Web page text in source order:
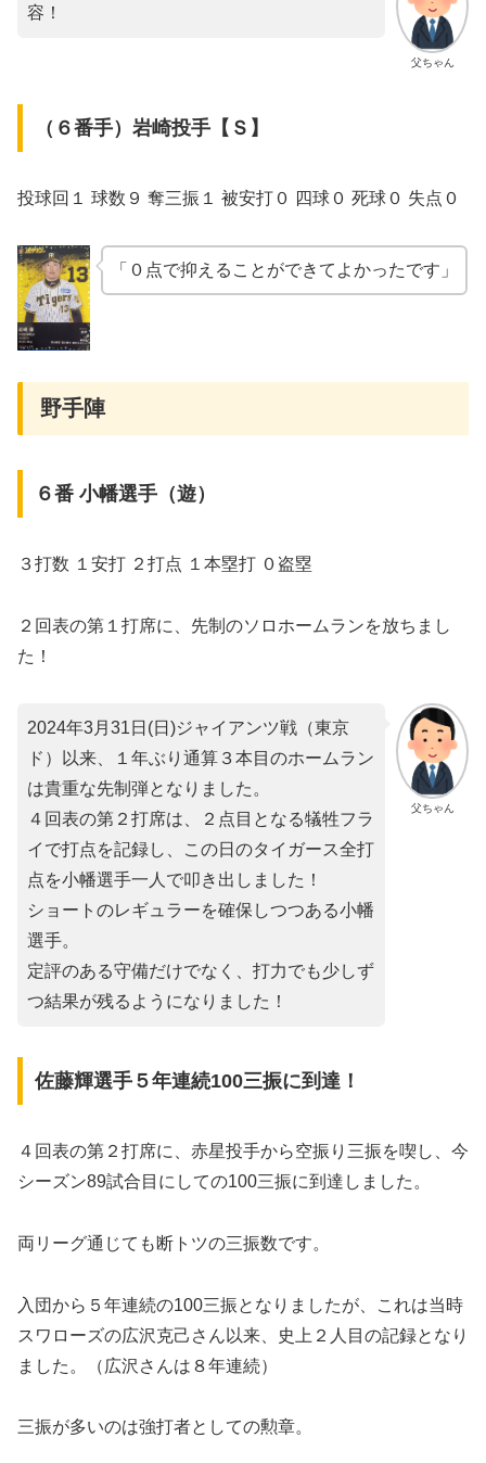
父ちゃん
容！
（６番手）岩崎投手【Ｓ】
投球回１ 球数９ 奪三振１ 被安打０ 四球０ 死球０ 失点０
「０点で抑えることができてよかったです」
野手陣
６番 小幡選手（遊）
３打数 １安打 ２打点 １本塁打 ０盗塁
２回表の第１打席に、先制のソロホームランを放ちまし
た！
父ちゃん
2024年3月31日(日)ジャイアンツ戦（東京
ド）以来、１年ぶり通算３本目のホームラン
は貴重な先制弾となりました。
４回表の第２打席は、２点目となる犠牲フラ
イで打点を記録し、この日のタイガース全打
点を小幡選手一人で叩き出しました！
ショートのレギュラーを確保しつつある小幡
選手。
定評のある守備だけでなく、打力でも少しず
つ結果が残るようになりました！
佐藤輝選手５年連続100三振に到達！
４回表の第２打席に、赤星投手から空振り三振を喫し、今
シーズン89試合目にしての100三振に到達しました。
両リーグ通じても断トツの三振数です。
入団から５年連続の100三振となりましたが、これは当時
スワローズの広沢克己さん以来、史上２人目の記録となり
ました。（広沢さんは８年連続）
三振が多いのは強打者としての勲章。